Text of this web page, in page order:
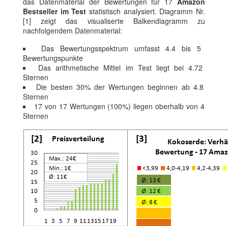
Bestseller im Test statistisch analysiert. Diagramm Nr.
[1] zeigt das visualiserte Balkendiagramm zu
nachfolgendem Datenmaterial:
Das Bewertungsspektrum umfasst 4.4 bis 5
Bewertungspunkte
Das arithmetische Mittel im Test liegt bei 4.72
Sternen
Die besten 30% der Wertungen beginnen ab 4.8
Sternen
17 von 17 Wertungen (100%) liegen oberhalb von 4
Sternen